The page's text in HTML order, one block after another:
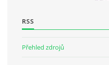
RSS
Přehled zdrojů